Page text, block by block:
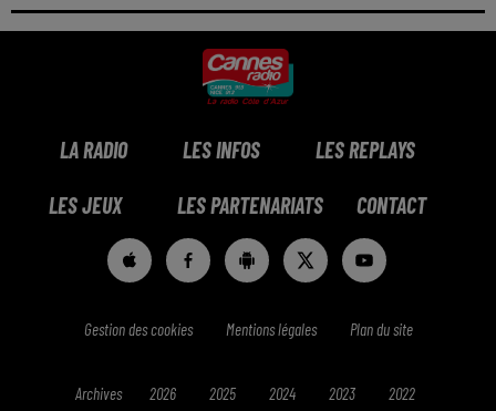
LA RADIO LES INFOS LES REPLAYS
LES JEUX LES PARTENARIATS CONTACT
Gestion des cookies Mentions légales Plan du site
Archives 2026 2025 2024 2023 2022